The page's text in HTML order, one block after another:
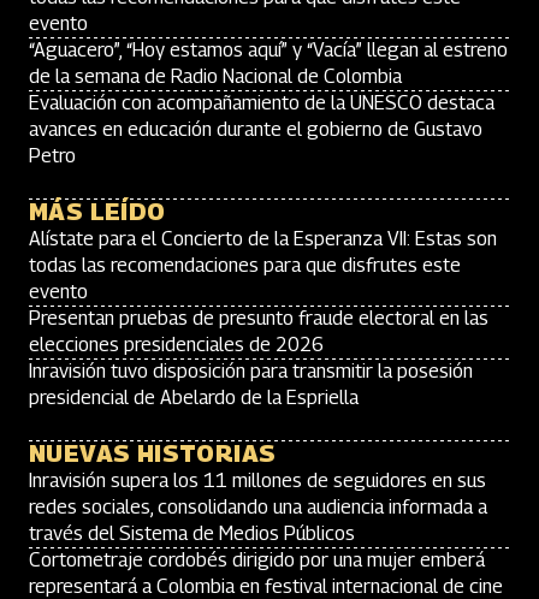
evento
“Aguacero”, “Hoy estamos aquí” y “Vacía” llegan al estreno
de la semana de Radio Nacional de Colombia
Evaluación con acompañamiento de la UNESCO destaca
avances en educación durante el gobierno de Gustavo
Petro
MÁS LEÍDO
Alístate para el Concierto de la Esperanza VII: Estas son
todas las recomendaciones para que disfrutes este
evento
Presentan pruebas de presunto fraude electoral en las
elecciones presidenciales de 2026
Inravisión tuvo disposición para transmitir la posesión
presidencial de Abelardo de la Espriella
NUEVAS HISTORIAS
Inravisión supera los 11 millones de seguidores en sus
redes sociales, consolidando una audiencia informada a
través del Sistema de Medios Públicos
Cortometraje cordobés dirigido por una mujer emberá
representará a Colombia en festival internacional de cine